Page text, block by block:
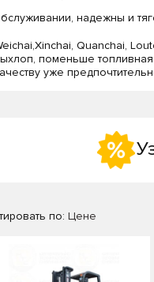
надежны и
Quanchai,
поменьше
уже
по: Цене